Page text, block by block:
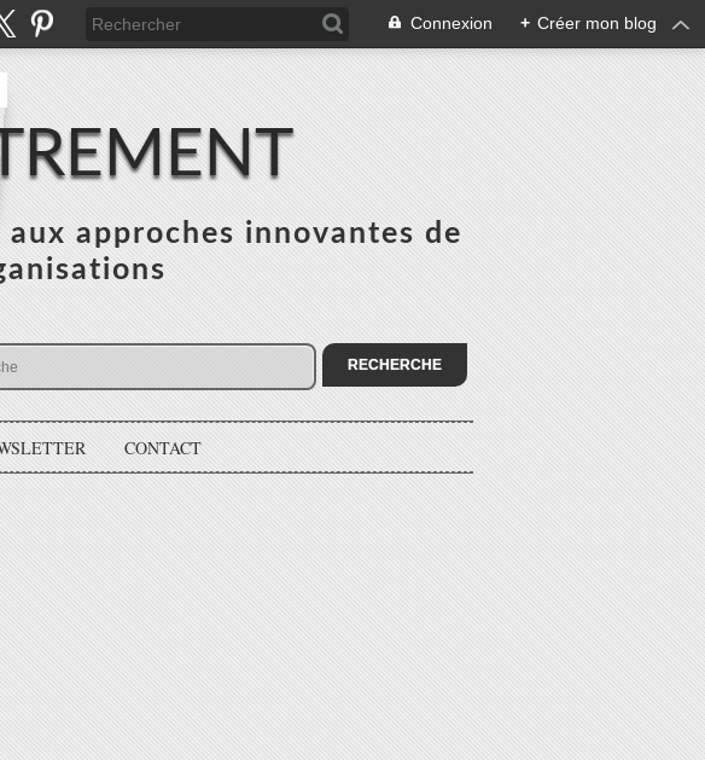
Connexion + Créer mon blog
aux approches innovantes de
CONTACT